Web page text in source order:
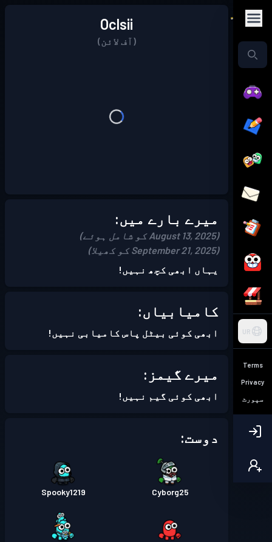
UR
Terms
Privacy
سپورٹ
Oclsii
(آف لائن)
میرے بارے میں:
(August 13, 2025 کو شامل ہوئے)
(September 21, 2025 کو کھیلا)
یہاں ابھی کچھ نہیں!
کامیابیاں:
ابھی کوئی بیٹل پاس کامیابی نہیں!
میرے گیمز:
ابھی کوئی گیم نہیں!
دوست:
Cyborg25
Spooky1219